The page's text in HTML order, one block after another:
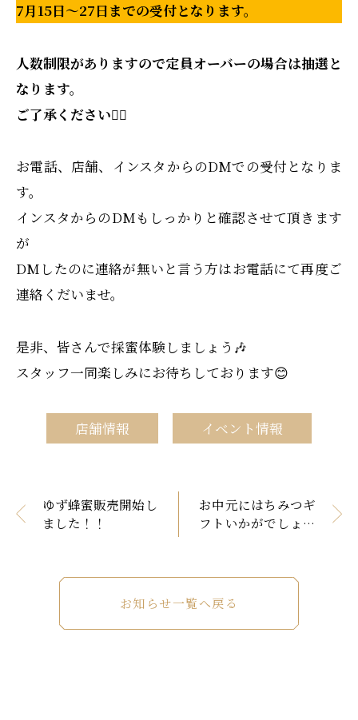
7月15日～27日までの受付となります。
人数制限がありますので定員オーバーの場合は抽選と
なります。
ご了承ください🙇‍♀️
お電話、店舗、インスタからのDMでの受付となりま
す。
インスタからのDMもしっかりと確認させて頂きます
が
DMしたのに連絡が無いと言う方はお電話にて再度ご
連絡くだいませ。
是非、皆さんで採蜜体験しましょう🎶
スタッフ一同楽しみにお待ちしております😊
店舗情報 イベント情報
ゆず蜂蜜販売開始し
ました！！
お中元にはちみつギ
フトいかがでしょう
お知らせ一覧へ戻る